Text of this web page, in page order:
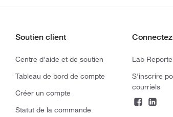
Soutien client
Centre d'aide et de soutien
Tableau de bord de compte
Créer un compte
Statut de la commande
Lab
S'inscrire
courriels